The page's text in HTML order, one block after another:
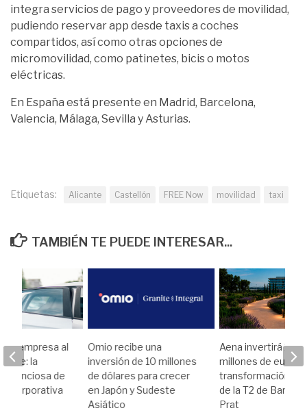
integra servicios de pago y proveedores de movilidad,
pudiendo reservar app desde taxis a coches
compartidos, así como otras opciones de
micromovilidad, como patinetes, bicis o motos
eléctricas.
En España está presente en Madrid, Barcelona,
Valencia, Málaga, Sevilla y Asturias.
Etiquetas: Alicante Castellón FREE Now movilidad taxi
TAMBIÉN TE PUEDE INTERESAR...
Omio recibe una
inversión de 10 millones
de dólares para crecer
en Japón y Sudeste
Asiático
Aena invertirá 153
millones de euros
transformación
de la T2 de
Prat
de empresa al
la
silenciosa de
corporativa